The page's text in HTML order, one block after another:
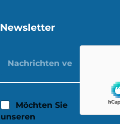
Newsletter
Möchten Sie
unseren